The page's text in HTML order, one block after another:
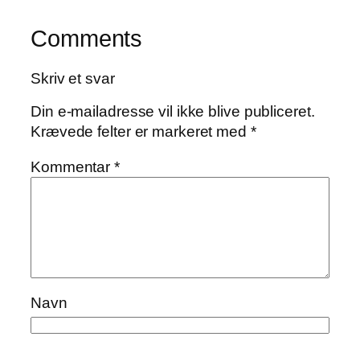
Comments
Skriv et svar
Din e-mailadresse vil ikke blive publiceret.
Krævede felter er markeret med *
Kommentar*
Navn